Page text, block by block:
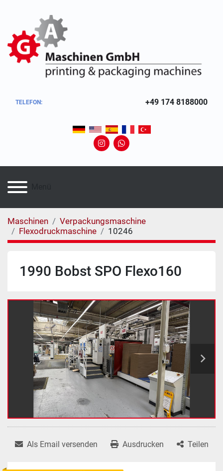
TELEFON: +49 174 8188000
instagramwhatsapp
Maschinen
Verpackungsmaschine
Flexodruckmaschine
10246
1990 Bobst SPO Flexo160
Als Email versenden Ausdrucken Teilen